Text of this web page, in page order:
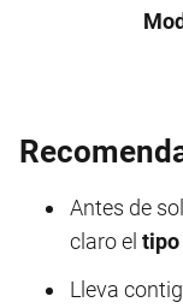
Antes de
claro el
Lleva